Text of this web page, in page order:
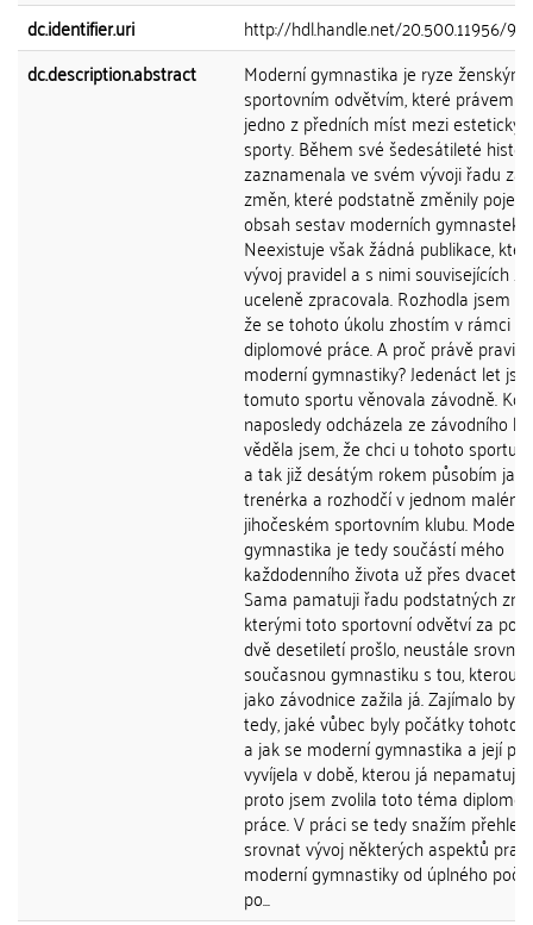
dc.identifier.uri
http://hdl.handle.net/20.500.11956/
dc.description.abstract
Moderní gymnastika je ryze ženským
sportovním odvětvím, které právem
jedno z předních míst mezi
sporty. Během své šedesátileté
zaznamenala ve svém vývoji řadu
změn, které podstatně změnily pojetí
obsah sestav moderních gymnastek.
Neexistuje však žádná publikace,
vývoj pravidel a s nimi souvisejících
uceleně zpracovala. Rozhodla jsem
že se tohoto úkolu zhostím v rámci
diplomové práce. A proč právě
moderní gymnastiky? Jedenáct let
tomuto sportu věnovala závodně.
naposledy odcházela ze závodního
věděla jsem, že chci u tohoto sportu
a tak již desátým rokem působím jako
trenérka a rozhodčí v jednom malém
jihočeském sportovním klubu. Moderní
gymnastika je tedy součástí mého
každodenního života už přes dvacet
Sama pamatuji řadu podstatných
kterými toto sportovní odvětví za
dvě desetiletí prošlo, neustále
současnou gymnastiku s tou, kterou
jako závodnice zažila já. Zajímalo by
tedy, jaké vůbec byly počátky tohoto
a jak se moderní gymnastika a její
vyvíjela v době, kterou já nepamatuji.
proto jsem zvolila toto téma
práce. V práci se tedy snažím
srovnat vývoj některých aspektů
moderní gymnastiky od úplného
po...